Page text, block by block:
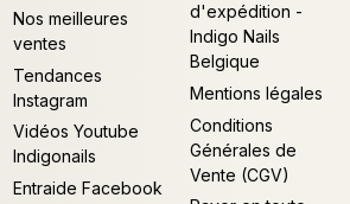
Nos meilleures
ventes
Tendances
Instagram
Vidéos Youtube
Indigonails
Entraide Facebook
d'expédition -
Indigo Nails
Belgique
Mentions légales
Conditions
Générales de
Vente (CGV)